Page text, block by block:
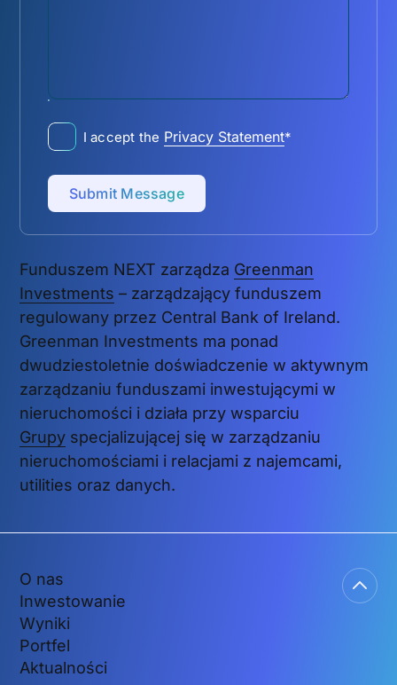
I accept the Privacy Statement*
Submit Message
Funduszem NEXT zarządza Greenman
Investments – zarządzający funduszem
regulowany przez Central Bank of Ireland.
Greenman Investments ma ponad
dwudziestoletnie doświadczenie w aktywnym
zarządzaniu funduszami inwestującymi w
nieruchomości i działa przy wsparciu
Grupyspecjalizującej się w zarządzaniu
nieruchomościami i relacjami z najemcami,
utilities oraz danych.
O nas
Inwestowanie
Wyniki
Portfel
Aktualności